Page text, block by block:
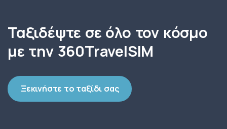
Ταξιδέψτε σε όλο τον κόσμο
με την 360TravelSIM
Ξεκινήστε το ταξίδι σας